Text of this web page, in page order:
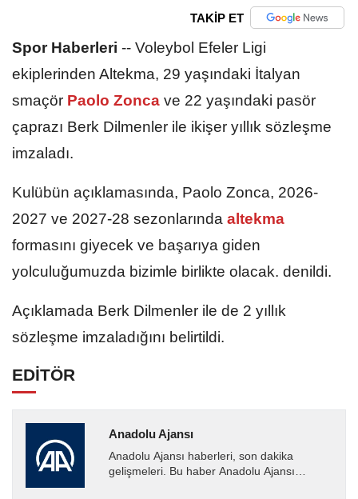
TAKİP ET
Spor Haberleri -- Voleybol Efeler Ligi
ekiplerinden Altekma, 29 yaşındaki İtalyan
smaçör Paolo Zonca ve 22 yaşındaki pasör
çaprazı Berk Dilmenler ile ikişer yıllık sözleşme
imzaladı.
Kulübün açıklamasında, Paolo Zonca, 2026-
2027 ve 2027-28 sezonlarında altekma
formasını giyecek ve başarıya giden
yolculuğumuzda bizimle birlikte olacak. denildi.
Açıklamada Berk Dilmenler ile de 2 yıllık
sözleşme imzaladığını belirtildi.
EDİTÖR
Anadolu Ajansı
Anadolu Ajansı haberleri, son dakika
gelişmeleri. Bu haber Anadolu Ajansı